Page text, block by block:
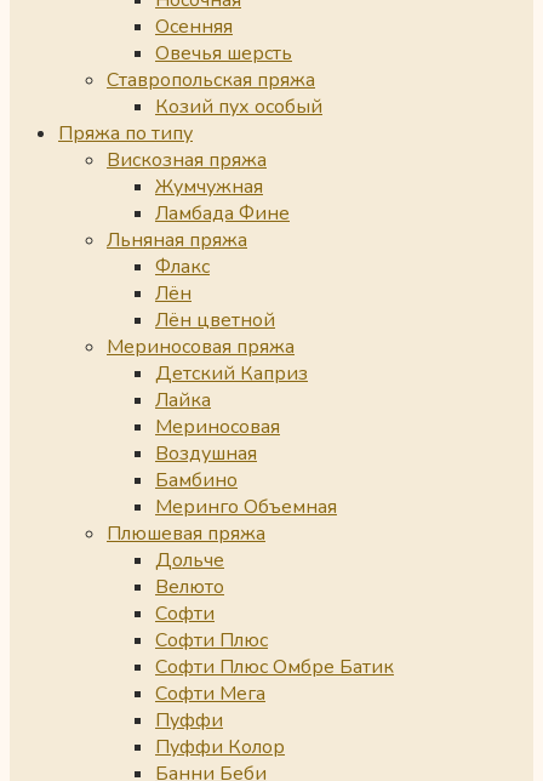
Осенняя
Овечья шерсть
Ставропольская пряжа
Козий пух особый
Пряжа по типу
Вискозная пряжа
Жумчужная
Ламбада Фине
Льняная пряжа
Флакс
Лён
Лён цветной
Мериносовая пряжа
Детский Каприз
Лайка
Мериносовая
Воздушная
Бамбино
Меринго Объемная
Плюшевая пряжа
Дольче
Велюто
Софти
Софти Плюс
Софти Плюс Омбре Батик
Софти Мега
Пуффи
Пуффи Колор
Банни Беби